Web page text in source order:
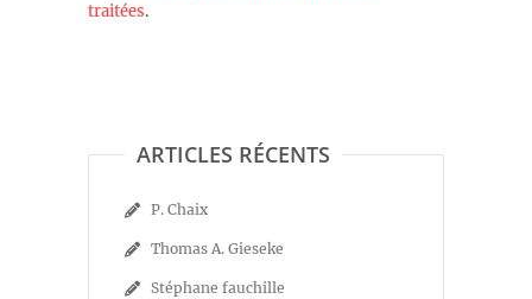
traitées.
ARTICLES RÉCENTS
P. Chaix
Thomas A. Gieseke
Stéphane fauchille